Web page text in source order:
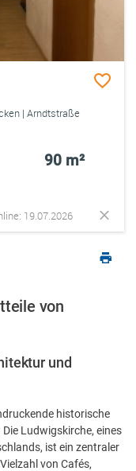
| Arndtstraße
90 m²
19.07.2026
von
und
historische
Ludwigskirche, eines
ist ein zentraler
von Cafés,